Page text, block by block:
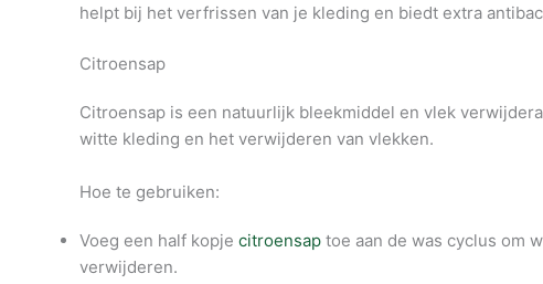
helpt bij het verfrissen van je kleding en biedt extra
Citroensap
Citroensap is een natuurlijk bleekmiddel en vlek
witte kleding en het verwijderen van vlekken.
Hoe te gebruiken:
Voeg een half kopje citroensap toe aan de was cyclus om
verwijderen.